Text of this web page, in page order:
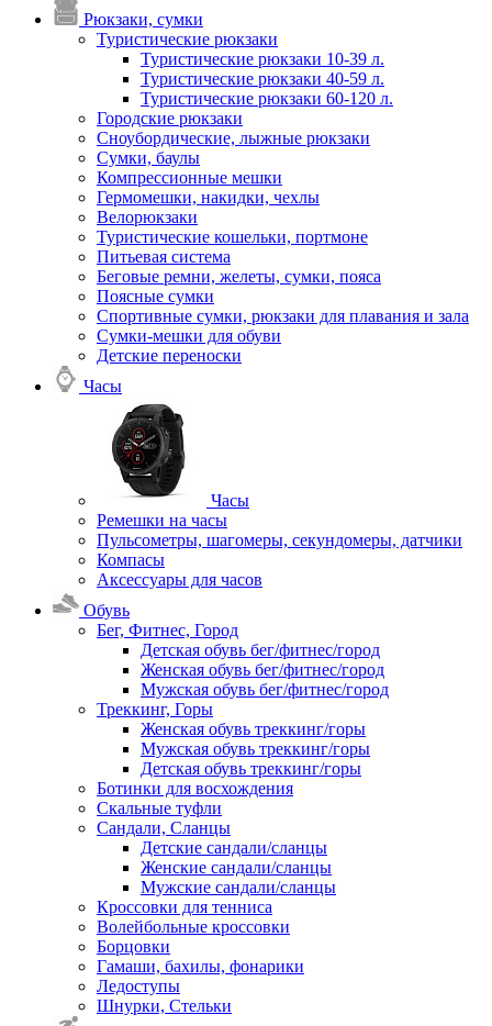
Рюкзаки, сумки
Туристические рюкзаки
Туристические рюкзаки 10-39 л.
Туристические рюкзаки 40-59 л.
Туристические рюкзаки 60-120 л.
Городские рюкзаки
Сноубордические, лыжные рюкзаки
Сумки, баулы
Компрессионные мешки
Гермомешки, накидки, чехлы
Велорюкзаки
Туристические кошельки, портмоне
Питьевая система
Беговые ремни, желеты, сумки, пояса
Поясные сумки
Спортивные сумки, рюкзаки для плавания и зала
Сумки-мешки для обуви
Детские переноски
Часы
Часы
Ремешки на часы
Пульсометры, шагомеры, секундомеры, датчики
Компасы
Аксессуары для часов
Обувь
Бег, Фитнес, Город
Детская обувь бег/фитнес/город
Женская обувь бег/фитнес/город
Мужская обувь бег/фитнес/город
Треккинг, Горы
Женская обувь треккинг/горы
Мужская обувь треккинг/горы
Детская обувь треккинг/горы
Ботинки для восхождения
Скальные туфли
Сандали, Сланцы
Детские сандали/сланцы
Женские сандали/сланцы
Мужские сандали/сланцы
Кроссовки для тенниса
Волейбольные кроссовки
Борцовки
Гамаши, бахилы, фонарики
Ледоступы
Шнурки, Стельки